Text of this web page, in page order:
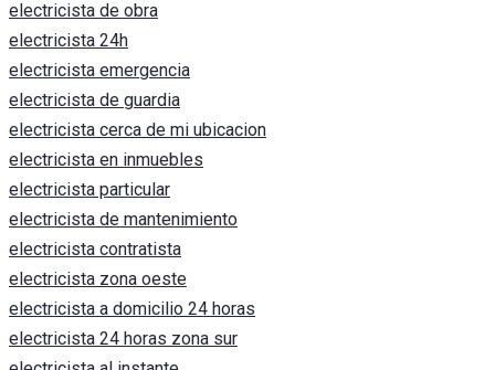
electricista de obra
electricista 24h
electricista emergencia
electricista de guardia
electricista cerca de mi ubicacion
electricista en inmuebles
electricista particular
electricista de mantenimiento
electricista contratista
electricista zona oeste
electricista a domicilio 24 horas
electricista 24 horas zona sur